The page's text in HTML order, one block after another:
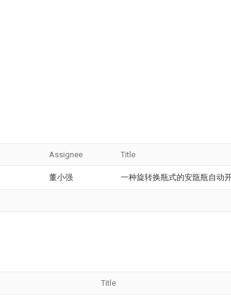
Assignee Title
董小强 一种旋转换瓶式的安瓿瓶自动
Title